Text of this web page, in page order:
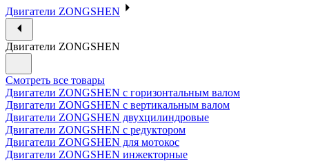
Двигатели ZONGSHEN
Двигатели ZONGSHEN
Смотреть все товары
Двигатели ZONGSHEN с горизонтальным валом
Двигатели ZONGSHEN с вертикальным валом
Двигатели ZONGSHEN двухцилиндровые
Двигатели ZONGSHEN с редуктором
Двигатели ZONGSHEN для мотокос
Двигатели ZONGSHEN инжекторные